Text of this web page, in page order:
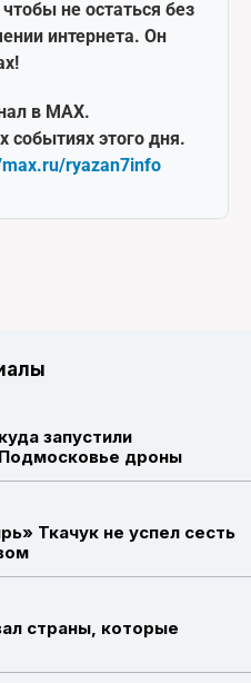
не остаться без
интернета. Он
в MAX.
событиях этого дня.
ryazan7info
запустили
дроны
Ткачук не успел сесть
страны, которые